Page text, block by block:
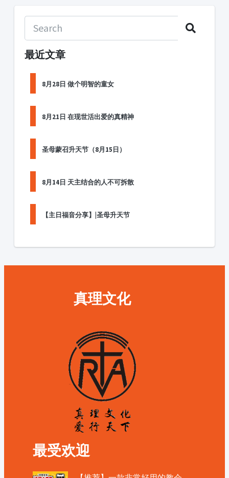
最近文章
8月28日 做个明智的童女
8月21日 在现世活出爱的真精神
圣母蒙召升天节（8月15日）
8月14日 天主结合的人不可拆散
【主日福音分享】|圣母升天节
真理文化
最受欢迎